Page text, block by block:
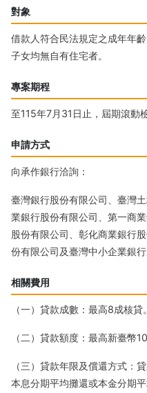
對象
借款人符合民法規定之成年年
子女均無自有住宅者。
專案期程
至115年7月31日止，屆期滾動
申請方式
向承作銀行洽詢：
臺灣銀行股份有限公司、臺灣
業銀行股份有限公司、第一商
股份有限公司、彰化商業銀行
份有限公司及臺灣中小企業銀行
相關費用
（一）貸款成數：最高8成核貸。
（二）貸款額度：最高新臺幣
（三）貸款年限及償還方式：
本息分期平均攤還或本金分期平